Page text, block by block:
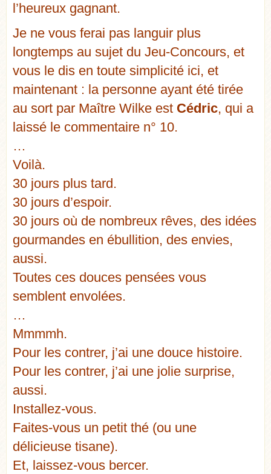
l’heureux gagnant.
Je ne vous ferai pas languir plus
longtemps au sujet du Jeu-Concours, et
vous le dis en toute simplicité ici, et
maintenant : la personne ayant été tirée
au sort par Maître Wilke est Cédric, qui a
laissé le commentaire n° 10.
…
Voilà.
30 jours plus tard.
30 jours d’espoir.
30 jours où de nombreux rêves, des idées
gourmandes en ébullition, des envies,
aussi.
Toutes ces douces pensées vous
semblent envolées.
…
Mmmmh.
Pour les contrer, j’ai une douce histoire.
Pour les contrer, j’ai une jolie surprise,
aussi.
Installez-vous.
Faites-vous un petit thé (ou une
délicieuse tisane).
Et, laissez-vous bercer.